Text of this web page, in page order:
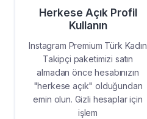
Herkese Açık Profil
Kullanın
Instagram Premium Türk Kadın
Takipçi paketimizi satın
almadan önce hesabınızın
"herkese açık" olduğundan
emin olun. Gizli hesaplar için
işlem